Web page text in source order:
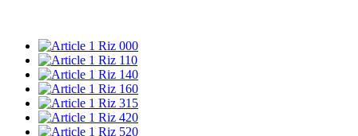
Riz 000
Riz 110
Riz 140
Riz 160
Riz 315
Riz 420
Riz 520